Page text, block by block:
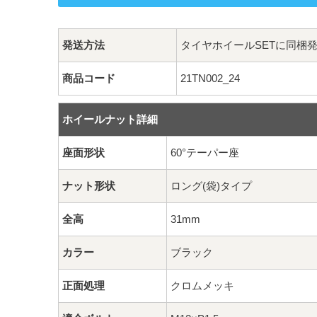
発送方法 タイヤホイールSETに同梱
商品コード 21TN002_24
ホイールナット詳細
座面形状 60°テーパー座
ナット形状 ロング(袋)タイプ
全高 31mm
カラー ブラック
正面処理 クロムメッキ